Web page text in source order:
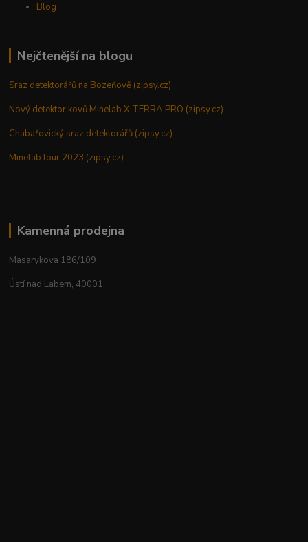
Blog
Nejčtenější na blogu
Sraz detektorářů na Bozeňově (zipsy.cz)
Nový detektor kovů Minelab X TERRA PRO (zipsy.cz)
Chabařovický sraz detektorářů (zipsy.cz)
Minelab tour 2023 (zipsy.cz)
Kamenná prodejna
Masarykova 186/109
Ústí nad Labem, 40001